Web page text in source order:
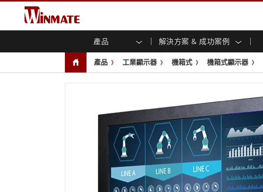
產品 解決方案 & 成功案例
企業移動通訊電腦
強固觸控筆記型電腦
強固型平板控制器
Windows強固型平板電腦
Android系統強固型平板電腦
超強固型平板電腦
邊緣運算人工智慧移動電腦
工業顯示器
多點觸控 (投射電
機箱式
面板安裝
前面板IP65
PoE觸控
USB Type-C
Windows車載電腦
嵌入式解決方案
嵌入式電腦 / IP65
強固型機器人控制器 人工智慧就緒
農業機械解決方案
交通運輸解決
工業物聯網解
基礎建設解決方案
智慧型機器人系
自助服務亭解決方案
政府解决方案
智慧充電站解决方案
成功案例
關於融程 投資人專區
保證聲明 下載專區
行銷入口網站
文件共享
最新產品 新聞與活動
展會活動
Youtube頻道
產品 工業顯示器 機箱式 機箱式顯示器